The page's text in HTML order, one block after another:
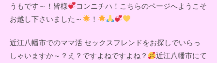
うもです～！皆様
コンニチハ！こちらのページへようこそ
お越し下さいました～
！
近江八幡市でのママ活 セックスフレンドをお探しでいらっ
しゃいますか～？え？ですよねですよね？
近江八幡市にて